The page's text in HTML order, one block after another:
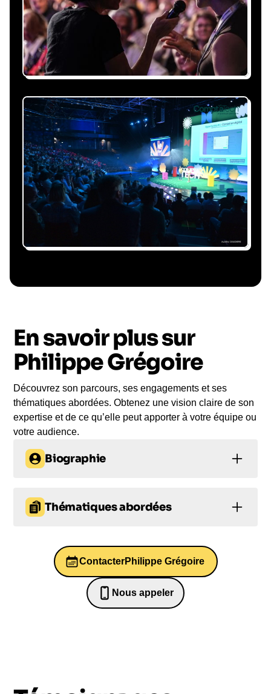
personnalisée, claire et adaptée à votre
événement et à vos contraintes.
Nous nous occupons de
tout
Gestion du planning, échanges avec le
conférencier, coordination logistique : vous
êtes accompagné à chaque étape, sans perte
de temps ni complication.
Le conférencier vient à
Le jour de la conférence, l’intervenant se
rend sur votre évènement pour une prise de
parole impactante, engageante et sur-mesure
pour votre audience.
En savoir plus sur
Philippe Grégoire
Découvrez son parcours, ses engagements et ses
thématiques abordées. Obtenez une vision claire de son
expertise et de ce qu’elle peut apporter à votre équipe ou
votre audience.
Biographie
maître ES Physique Fondamentale, est un
consultant scientifique qui collabore avec des
futuristes en tant qu’ingénieur-physicien.
Passionné par l’Astronomie, il donne des
conférences pour le Grand Public et les
entreprises, en solitaire avec des animations
pédagogiques et des vidéos. Voyagez jusqu’aux
Thématiques abordées
Conduite du changement
Intelligence émotionnelle
ContacterPhilippe Grégoire
Nous appeler
0652698481